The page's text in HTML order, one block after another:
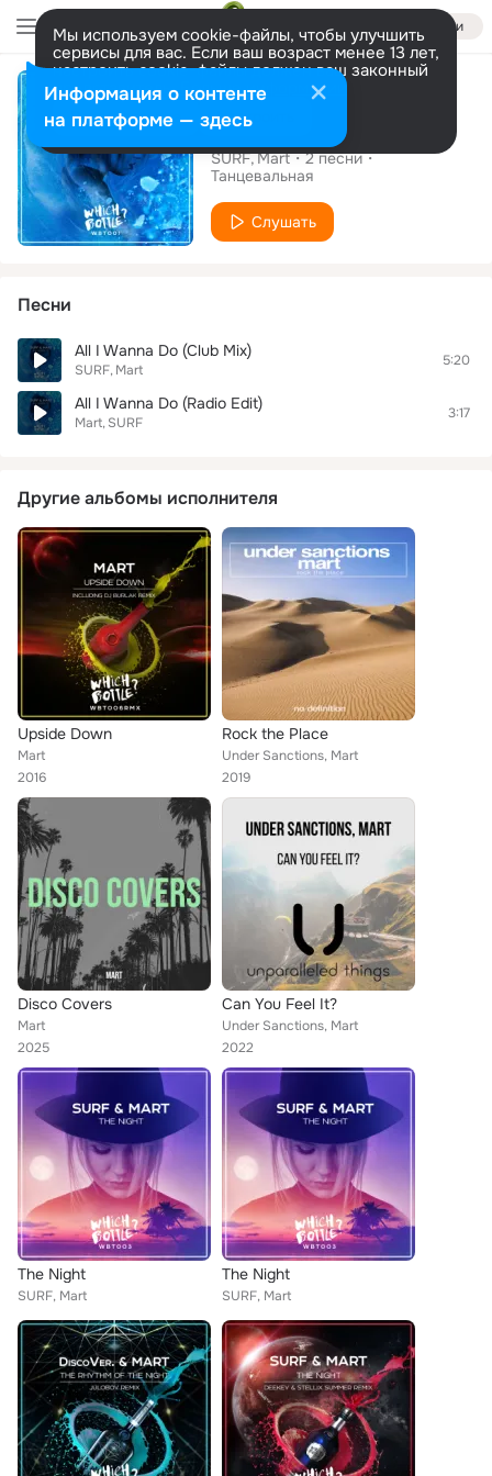
Войти
Мы используем cookie-файлы, чтобы улучшить
сервисы для вас. Если ваш возраст менее 13 лет,
настроить cookie-файлы должен ваш законный
представитель. Больше информации
Разрешить все Настроить
Альбом
All I Wanna Do
SURF Mart 2песни
Танцевальная
Слушать
Песни
All I Wanna Do (Club Mix)
SURF Mart
5:20
All I Wanna Do (Radio Edit)
Mart SURF
3:17
Другие альбомы исполнителя
Upside Down
Mart
2016
Rock the Place
Under Sanctions, Mart
2019
Disco Covers
Mart
2025
Can You Feel It?
Under Sanctions, Mart
2022
The Night
SURF, Mart
The Night
SURF, Mart
Информация о контенте
на платформе — здесь